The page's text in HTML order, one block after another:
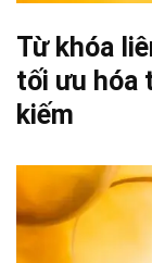
Từ khóa
tối ưu hóa
kiếm